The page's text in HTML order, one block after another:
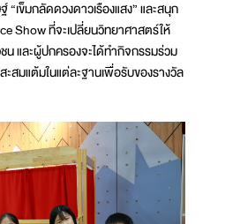
เข็มกลัดดวงดาวเรืองแสง” และสนุก
Show ที่จะเปลี่ยนวิทยาศาสตร์ให้
ชน และผู้ปกครองจะได้ทำกิจกรรมร่วม
สมแต้มในแต่ละฐานเพื่อรับของรางวัล